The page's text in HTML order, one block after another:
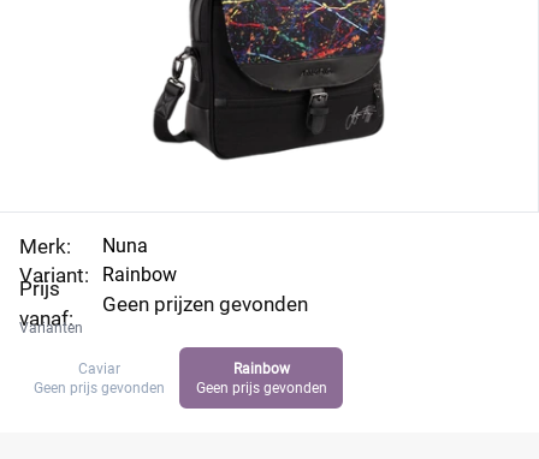
Merk:
Variant:
Prijs
vanaf:
Nuna
Rainbow
Geen prijzen gevonden
Varianten
Caviar
Geen prijs gevonden
Rainbow
Geen prijs gevonden